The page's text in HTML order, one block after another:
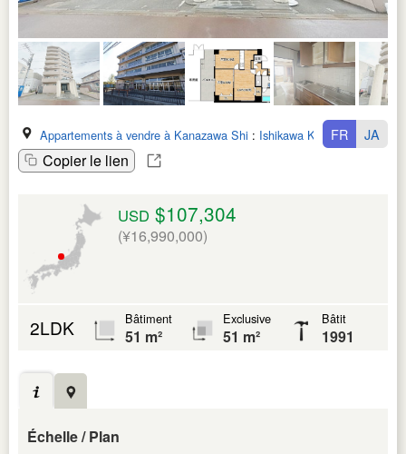
Appartements à vendre à Kanazawa Shi : Ishikawa Ken
Copier le lien
FR JA
USD $107,304
(¥16,990,000)
2LDK Bâtiment
51 m²
Exclusive
51 m²
Bâtit
1991
Échelle / Plan